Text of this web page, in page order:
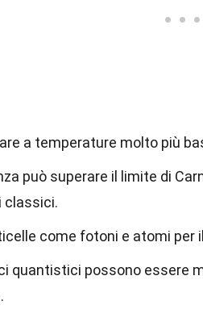
a temperature molto più
può superare il limite di
classici.
come fotoni e atomi per
quantistici possono essere